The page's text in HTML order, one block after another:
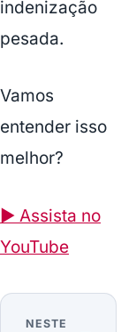
indenização
pesada.
Vamos
entender isso
melhor?
▶ Assista no
YouTube
NESTE